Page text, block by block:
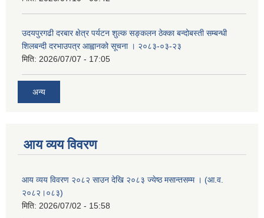
उदयपुरगढी दरबार क्षेत्र पर्यटन शुल्क सङ्कलन ठेक्का बन्दोबस्ती सम्बन्धी
शिलबन्दी दरभाउपत्र आह्वानको सूचना । २०८३-०३-२३
मिति: 2026/07/07 - 17:05
अन्य
आय व्यय विवरण
आय व्यय विवरण २०८२ साउन देखि २०८३ ज्येष्ठ मसान्तसम्म । (आ.व.
२०८२।०८३)
मिति: 2026/07/02 - 15:58